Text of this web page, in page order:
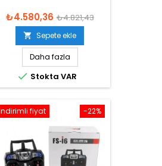
₺4.580,36 ₺4.821,43
 Sepete ekle
Daha fazla
 Stokta VAR
-22%
İndirimli fiyat